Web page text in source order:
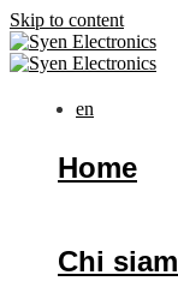
Skip to content
en
Home
Chi